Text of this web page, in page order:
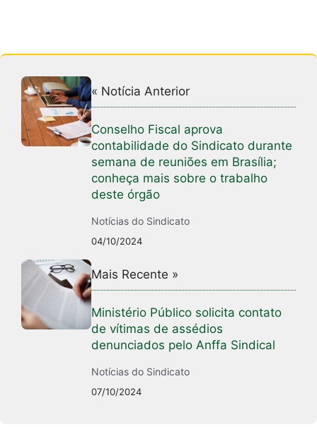
« Notícia Anterior
Conselho Fiscal aprova
contabilidade do Sindicato durante
semana de reuniões em Brasília;
conheça mais sobre o trabalho
deste órgão
Notícias do Sindicato
04/10/2024
Mais Recente »
Ministério Público solicita contato
de vítimas de assédios
denunciados pelo Anffa Sindical
Notícias do Sindicato
07/10/2024